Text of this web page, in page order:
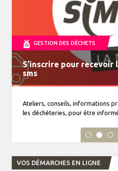
VENTE DE
GESTION DES DÉCHETS
S'inscrire pour recevoir
sms
Ateliers, conseils, informations
les déchèteries, pour être
MonTri, toutes vos
poche
Journal du tri n°34 à
Horaires d'été du 15 juin
VOS DÉMARCHES EN LIGNE